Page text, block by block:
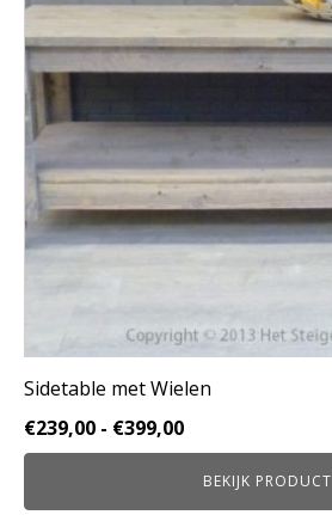
Sidetable met Wielen
€239,00 - €399,00Prijsklasse:
€239,00
totBEKIJK PRODUCT
Deze
optie
kan
gekozen
worden
op
de
productpagina